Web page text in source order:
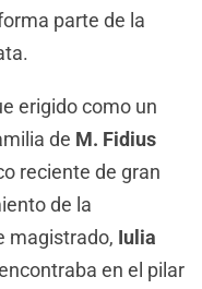
parte de la
erigido como un
de M. Fidius
reciente de gran
de la
magistrado, Iulia
en el pilar